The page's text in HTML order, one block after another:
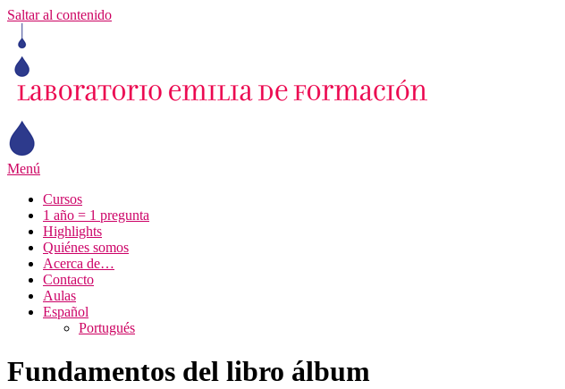
Saltar al contenido
Menú
Cursos
1 año = 1 pregunta
Highlights
Quiénes somos
Acerca de…
Contacto
Aulas
Español
Portugués
Fundamentos del libro álbum